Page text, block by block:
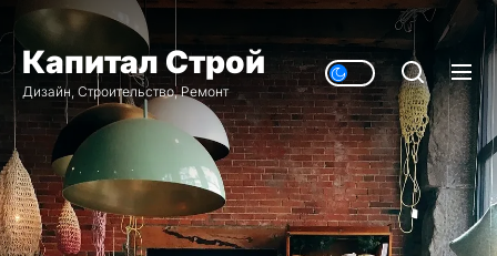
Перейти
к
содержимому
Капитал Строй
Дизайн, Строительство, Ремонт